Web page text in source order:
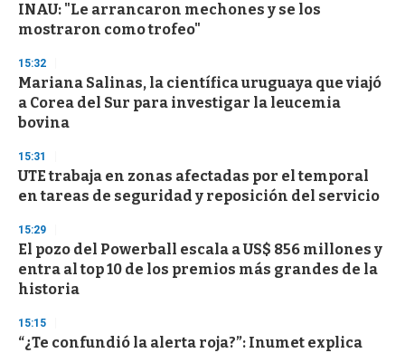
INAU: "Le arrancaron mechones y se los
mostraron como trofeo"
15:32
Mariana Salinas, la científica uruguaya que viajó
a Corea del Sur para investigar la leucemia
bovina
15:31
UTE trabaja en zonas afectadas por el temporal
en tareas de seguridad y reposición del servicio
15:29
El pozo del Powerball escala a US$ 856 millones y
entra al top 10 de los premios más grandes de la
historia
15:15
“¿Te confundió la alerta roja?”: Inumet explica